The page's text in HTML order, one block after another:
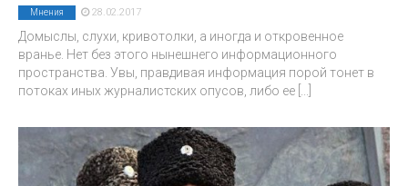
Мнения 28.02.2017
Домыслы, слухи, кривотолки, а иногда и откровенное
вранье. Нет без этого нынешнего информационного
пространства. Увы, правдивая информация порой тонет в
потоках иных журналистских опусов, либо ее